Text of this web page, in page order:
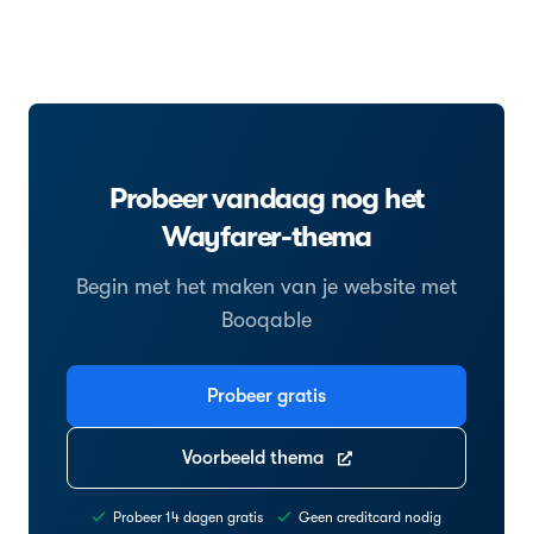
Probeer vandaag nog het
Wayfarer-thema
Begin met het maken van je website met
Booqable
Probeer gratis
Voorbeeld thema
Probeer 14 dagen gratis Geen creditcard nodig